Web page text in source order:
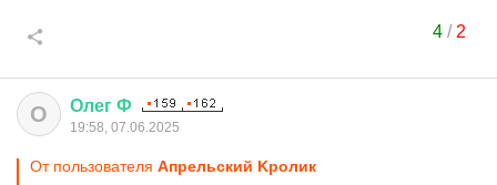
4/ 2
О Олег Ф
19:58, 07.06.2025
От пользователя Aпрельский Kролик